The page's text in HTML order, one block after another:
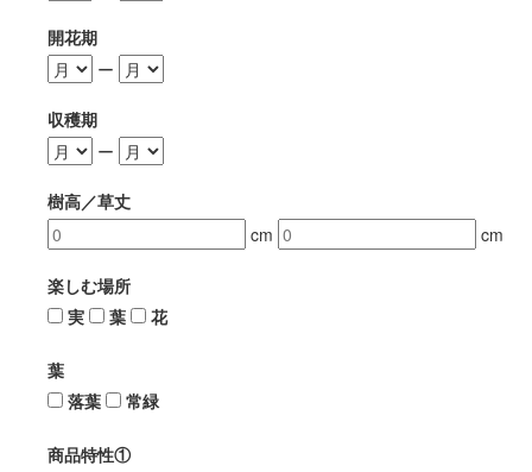
開花期
ー
収穫期
ー
樹高／草丈
cm
cm
楽しむ場所
実
葉 花
葉
落葉
常緑
商品特性①